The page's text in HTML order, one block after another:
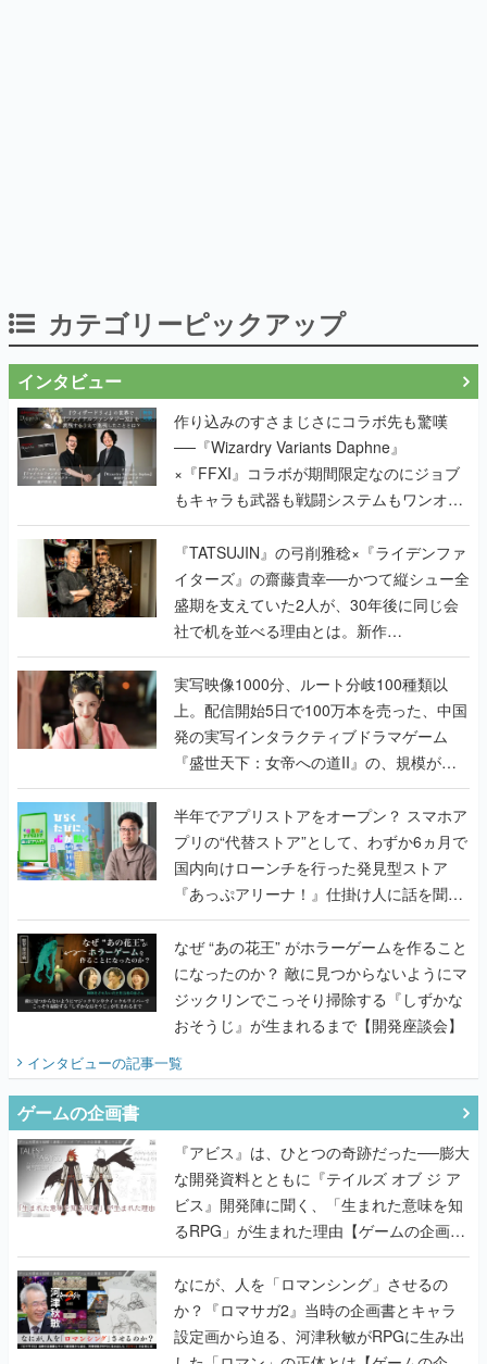
作り込みのすさまじさにコラボ先も驚嘆
──『Wizardry Variants Daphne』
もキャラも武器も戦闘システムもワンオフ
で作り込まれた理由を両ディレクターに聞
く
『TATSUJIN』の弓削雅稔×『ライデンファ
イターズ』の齋藤貴幸──かつて縦シュー全
盛期を支えていた2人が、30年後に同じ会
社で机を並べる理由とは。新作
『TATSUJIN EXTREME』で初タッグを組
んだレジェンド2人に訊く開発秘話
実写映像1000分、ルート分岐100種類以
上。配信開始5日で100万本を売った、中国
発の実写インタラクティブドラマゲーム
『盛世天下：女帝への道II』の、規模が違
うこだわりをプロデューサーに聞いた
半年でアプリストアをオープン？ スマホア
プリの“代替ストア”として、わずか6ヵ月で
国内向けローンチを行った発見型ストア
『あっぷアリーナ！』仕掛け人に話を聞い
てみた
なぜ “あの花王” がホラーゲームを作ること
になったのか？ 敵に見つからないようにマ
ジックリンでこっそり掃除する『しずかな
おそうじ』が生まれるまで【開発座談会】
インタビューの記事一覧
『アビス』は、ひとつの奇跡だった──膨大
な開発資料とともに『テイルズ オブ ジ ア
るRPG」が生まれた理由【ゲームの企画
書】
なにが、人を「ロマンシング」させるの
か？『ロマサガ2』当時の企画書とキャラ
設定画から迫る、河津秋敏がRPGに生み出
した「ロマン」の正体とは【ゲームの企画
書】
『ガンパレ』の企画書、ついに公開━初代